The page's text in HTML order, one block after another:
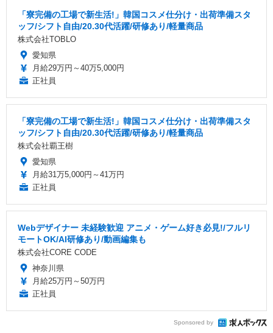
「寮完備の工場で新生活!」韓国コスメ仕分け・出荷準備スタ
ッフ/シフト自由/20.30代活躍/研修あり/軽量商品
株式会社TOBLO
愛知県
月給29万円～40万5,000円
正社員
「寮完備の工場で新生活!」韓国コスメ仕分け・出荷準備スタ
ッフ/シフト自由/20.30代活躍/研修あり/軽量商品
株式会社覇王樹
愛知県
月給31万5,000円～41万円
正社員
Webデザイナー 未経験歓迎 アニメ・ゲーム好き必見!/フルリ
モートOK/AI研修あり/動画編集も
株式会社CORE CODE
神奈川県
月給25万円～50万円
正社員
Sponsored by